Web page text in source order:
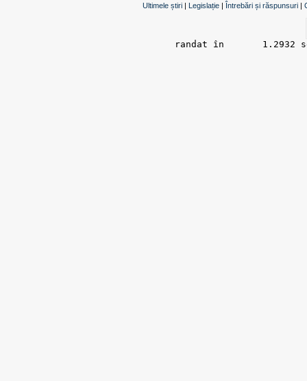
Ultimele știri | Legislație | Întrebări și răspunsuri |
randat în